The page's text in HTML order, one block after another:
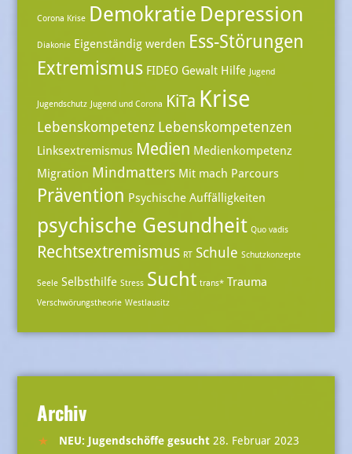
Corona Krise Demokratie Depression
Diakonie Eigenständig werden Ess-Störungen
Extremismus FIDEO Gewalt Hilfe Jugend
Jugendschutz Jugend und Corona KiTa Krise
Lebenskompetenz Lebenskompetenzen
Linksextremismus Medien Medienkompetenz
Migration Mindmatters Mit mach Parcours
Prävention Psychische Auffälligkeiten
psychische Gesundheit Quo vadis
Rechtsextremismus RT Schule Schutzkonzepte
Seele Selbsthilfe Stress Sucht trans* Trauma
Verschwörungstheorie Westlausitz
Archiv
NEU: Jugendschöffe gesucht 28. Februar 2023